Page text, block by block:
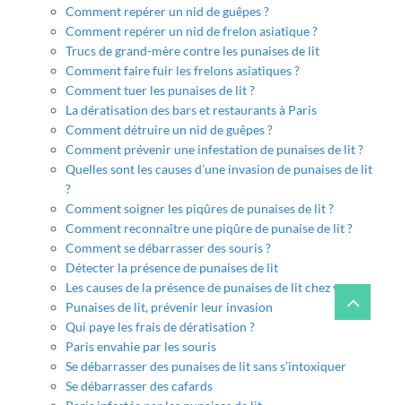
Comment repérer un nid de guêpes ?
Comment repérer un nid de frelon asiatique ?
Trucs de grand-mère contre les punaises de lit
Comment faire fuir les frelons asiatiques ?
Comment tuer les punaises de lit ?
La dératisation des bars et restaurants à Paris
Comment détruire un nid de guêpes ?
Comment prévenir une infestation de punaises de lit ?
Quelles sont les causes d’une invasion de punaises de lit
?
Comment soigner les piqûres de punaises de lit ?
Comment reconnaître une piqûre de punaise de lit ?
Comment se débarrasser des souris ?
Détecter la présence de punaises de lit
Les causes de la présence de punaises de lit chez vous
Punaises de lit, prévenir leur invasion
Qui paye les frais de dératisation ?
Paris envahie par les souris
Se débarrasser des punaises de lit sans s’intoxiquer
Se débarrasser des cafards